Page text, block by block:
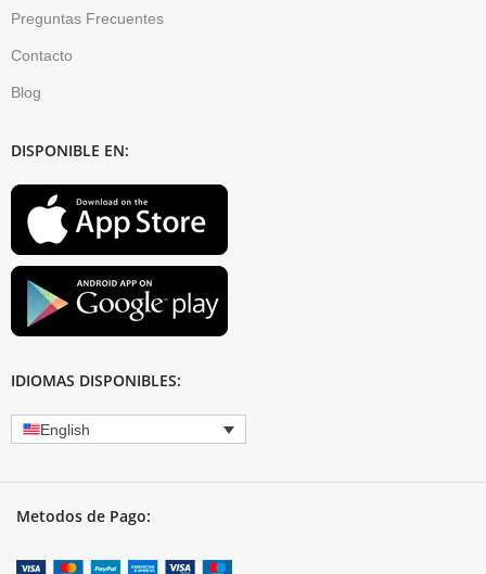
Preguntas Frecuentes
Contacto
Blog
DISPONIBLE EN:
IDIOMAS DISPONIBLES:
English
Metodos de Pago: